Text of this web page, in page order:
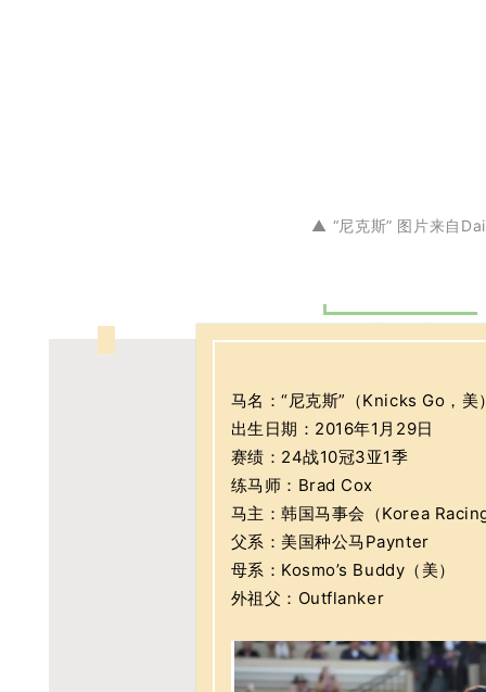
▲ “尼克斯” 图片来自
马名：“尼克斯”（Knicks Go，美
出生日期：2016年1月29日
赛绩：24战10冠3亚1季
练马师：Brad Cox
马主：韩国马事会（Korea
父系：美国种公马Paynter
母系：Kosmo’s Buddy（美）
外祖父：Outflanker